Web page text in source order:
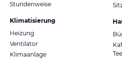
Stundenweise
Klimatisierung
Heizung
Ventilator
Klimaanlage